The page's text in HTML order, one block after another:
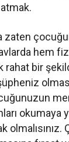
zaten
hem
rahat bir
okumaya